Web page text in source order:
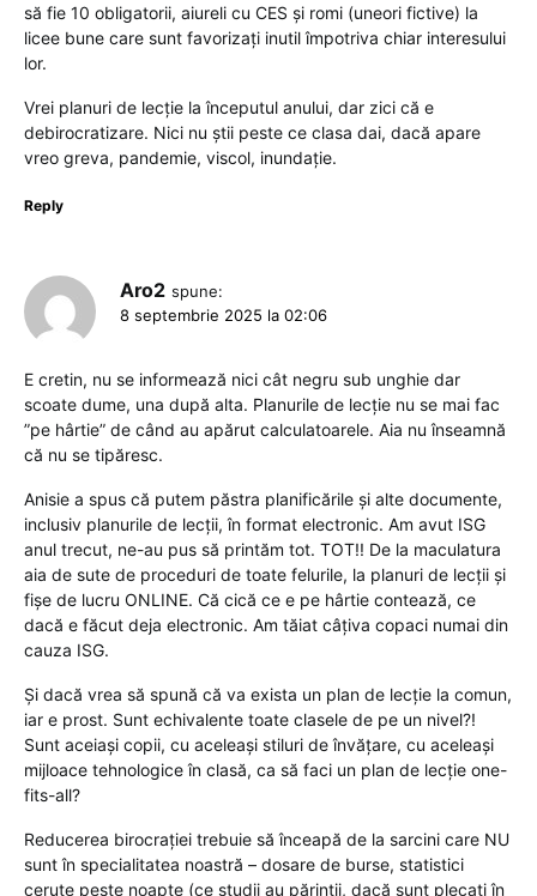
să fie 10 obligatorii, aiureli cu CES și romi (uneori fictive) la
licee bune care sunt favorizați inutil împotriva chiar interesului
lor.
Vrei planuri de lecție la începutul anului, dar zici că e
debirocratizare. Nici nu știi peste ce clasa dai, dacă apare
vreo greva, pandemie, viscol, inundație.
Reply
Aro2 spune:
8 septembrie 2025 la 02:06
E cretin, nu se informează nici cât negru sub unghie dar
scoate dume, una după alta. Planurile de lecție nu se mai fac
”pe hârtie” de când au apărut calculatoarele. Aia nu înseamnă
că nu se tipăresc.
Anisie a spus că putem păstra planificările și alte documente,
inclusiv planurile de lecții, în format electronic. Am avut ISG
anul trecut, ne-au pus să printăm tot. TOT!! De la maculatura
aia de sute de proceduri de toate felurile, la planuri de lecții și
fișe de lucru ONLINE. Că cică ce e pe hârtie contează, ce
dacă e făcut deja electronic. Am tăiat câțiva copaci numai din
cauza ISG.
Și dacă vrea să spună că va exista un plan de lecție la comun,
iar e prost. Sunt echivalente toate clasele de pe un nivel?!
Sunt aceiași copii, cu aceleași stiluri de învățare, cu aceleași
mijloace tehnologice în clasă, ca să faci un plan de lecție one-
fits-all?
Reducerea birocrației trebuie să înceapă de la sarcini care NU
sunt în specialitatea noastră – dosare de burse, statistici
cerute peste noapte (ce studii au părinții, dacă sunt plecați în